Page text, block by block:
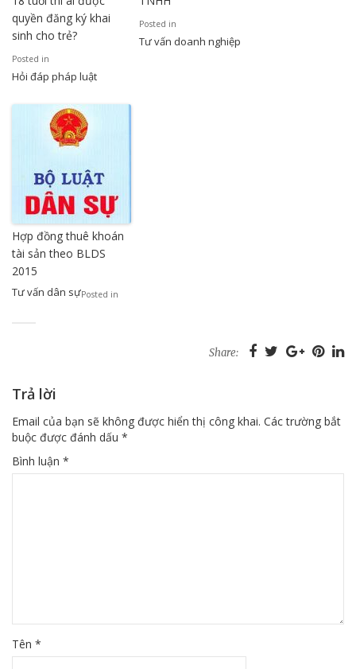
quyền đăng ký khai
sinh cho trẻ?
Posted in
Hỏi đáp pháp luật
Posted in
Tư vấn doanh nghiệp
Hợp đồng thuê khoán
tài sản theo BLDS
2015
Posted in
Tư vấn dân sự
Share:
Trả lời
Email của bạn sẽ không được hiển thị công khai. Các trường bắt
buộc được đánh dấu *
Bình luận *
Tên *